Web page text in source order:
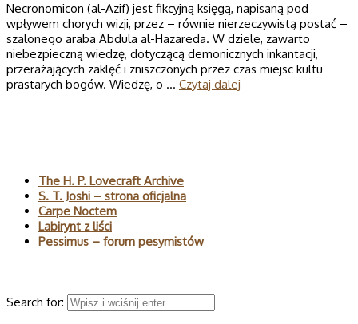
Necronomicon (al-Azif) jest fikcyjną księgą, napisaną pod
wpływem chorych wizji, przez – równie nierzeczywistą postać –
szalonego araba Abdula al-Hazareda. W dziele, zawarto
niebezpieczną wiedzę, dotyczącą demonicznych inkantacji,
przerażających zaklęć i zniszczonych przez czas miejsc kultu
prastarych bogów. Wiedzę, o … Czytaj dalej
The H. P. Lovecraft Archive
S. T. Joshi – strona oficjalna
Carpe Noctem
Labirynt z liści
Pessimus – forum pesymistów
Search for: